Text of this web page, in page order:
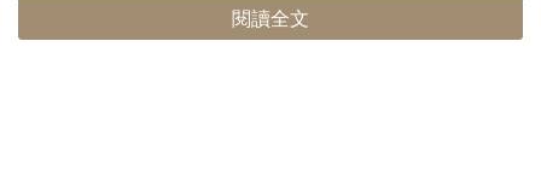
閱讀全文